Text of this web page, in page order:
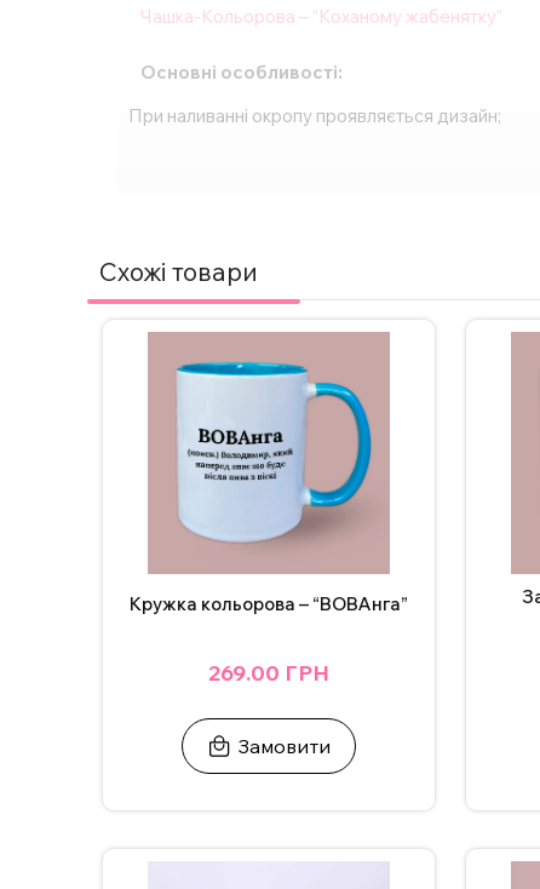
Чашка-Кольорова – “Коханому жабенятку”
Основні особливості:
При наливанні окропу проявляється дизайн;
Друк картинки з двох сторін;
Підходить для будь-яких напоїв – кави, чаю,
Ідеальний подарунок для будь-якого свята або
За бажанням, надпис на чашці можна змінити,
з нами в Інстаграмі, Телеграмі або залиште
ВАЖЛИВО!Щоб не пошкодити принт не
Додаткові фото надсилаємо у Телеграм/
Схожі товари
Кружка кольорова – “ВОВАнга”
269.00 ГРН
Замовити